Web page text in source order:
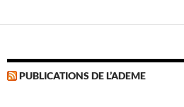
PUBLICATIONS DE L’ADEME